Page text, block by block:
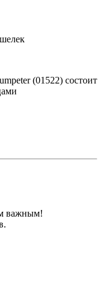
(01522) состоит
важным!